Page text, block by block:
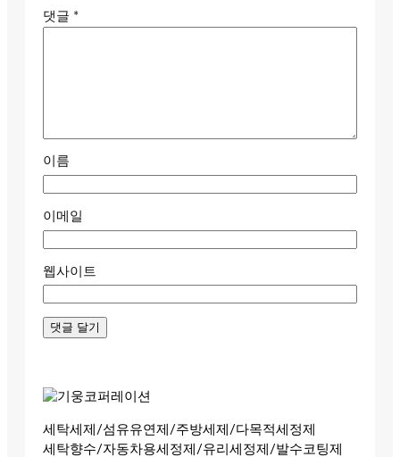
댓글 *
이름
이메일
웹사이트
세탁세제/섬유유연제/주방세제/다목적세정제
세탁향수/자동차용세정제/유리세정제/발수코팅제